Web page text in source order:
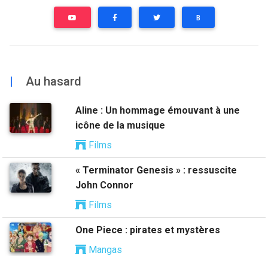
B
| Au hasard
Aline : Un hommage émouvant à une
icône de la musique
Films
« Terminator Genesis » : ressuscite
John Connor
Films
One Piece : pirates et mystères
Mangas